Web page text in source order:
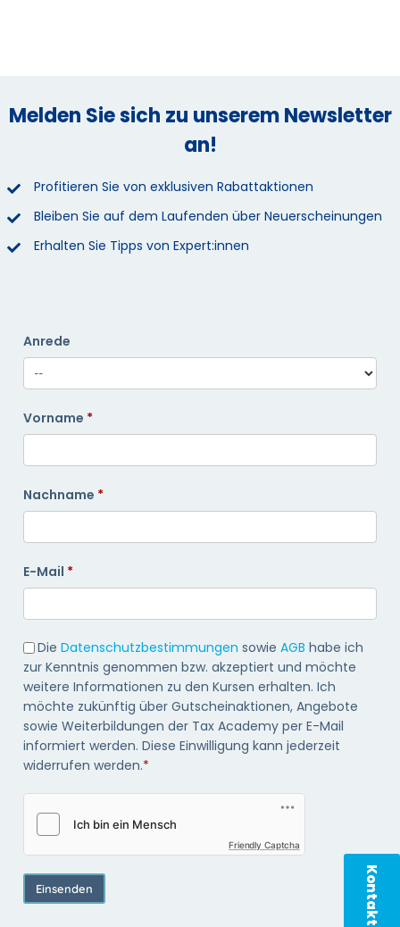
Kontakt
Melden Sie sich zu unserem Newsletter
an!
Profitieren Sie von exklusiven Rabattaktionen
Bleiben Sie auf dem Laufenden über Neuerscheinungen
Erhalten Sie Tipps von Expert:innen
Anrede
Vorname
Nachname
E-Mail
Die Datenschutzbestimmungen sowie AGB habe ich
zur Kenntnis genommen bzw. akzeptiert und möchte
weitere Informationen zu den Kursen erhalten. Ich
möchte zukünftig über Gutscheinaktionen, Angebote
sowie Weiterbildungen der Tax Academy per E-Mail
informiert werden. Diese Einwilligung kann jederzeit
widerrufen werden.*
Friendly Captcha
Einsenden